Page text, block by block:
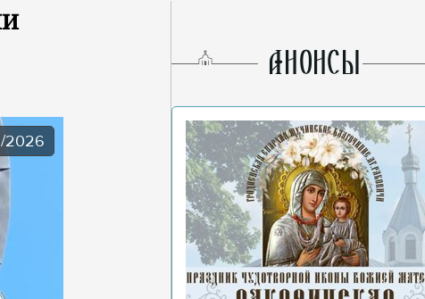
2026
AНОНСЫ